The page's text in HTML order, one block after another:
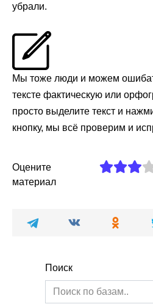
убрали.
Мы тоже люди и можем
тексте фактическую или
просто выделите текст и
кнопку, мы всё проверим и
Оцените
материал
Поиск